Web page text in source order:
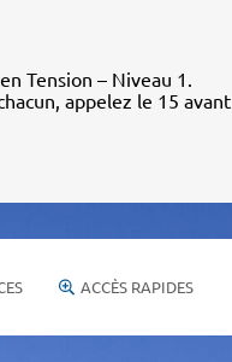
Tension – Niveau 1.
appelez le 15 avant
ACCÈS RAPIDES